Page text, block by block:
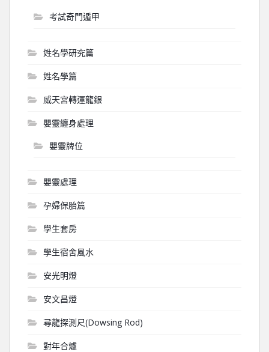
考試奇門遁甲
姓名學研究篇
姓名學篇
威天宮轉運龍銀
嬰靈纏身處理
嬰靈牌位
嬰靈處理
孕婦保胎篇
學生套房
學生宿舍風水
安光明燈
安文昌燈
尋龍探測尺(Dowsing Rod)
對年合爐